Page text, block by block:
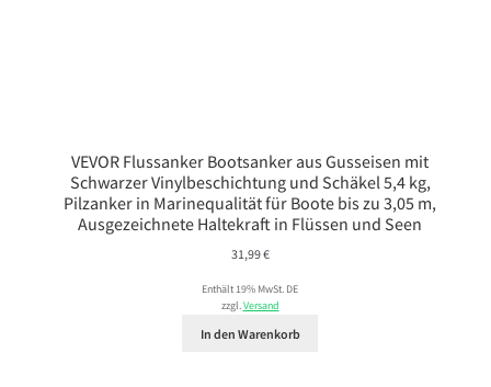
VEVOR Flussanker Bootsanker aus Gusseisen mit
Schwarzer Vinylbeschichtung und Schäkel 5,4 kg,
Pilzanker in Marinequalität für Boote bis zu 3,05 m,
Ausgezeichnete Haltekraft in Flüssen und Seen
31,99€
Enthält 19% MwSt. DE
zzgl.Versand
In den Warenkorb